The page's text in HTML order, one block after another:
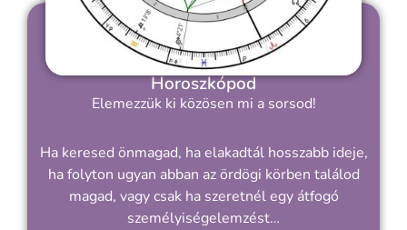
Horoszkópod
Elemezzük ki közösen mi a sorsod!
Ha keresed önmagad, ha elakadtál hosszabb ideje,
ha folyton ugyan abban az ördögi körben találod
magad, vagy csak ha szeretnél egy átfogó
személyiségelemzést…